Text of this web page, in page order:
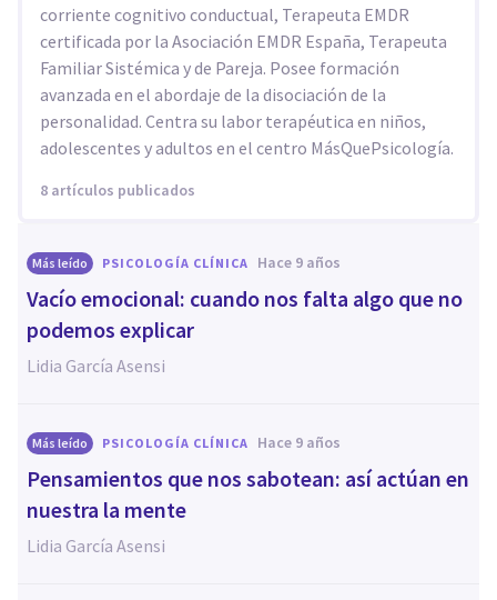
corriente cognitivo conductual, Terapeuta EMDR
certificada por la Asociación EMDR España, Terapeuta
Familiar Sistémica y de Pareja. Posee formación
avanzada en el abordaje de la disociación de la
personalidad. Centra su labor terapéutica en niños,
adolescentes y adultos en el centro MásQuePsicología.
8 artículos publicados
Más leído PSICOLOGÍA CLÍNICA hace 9 años
Vacío emocional: cuando nos falta algo que no
podemos explicar
Lidia García Asensi
Más leído PSICOLOGÍA CLÍNICA hace 9 años
Pensamientos que nos sabotean: así actúan en
nuestra la mente
Lidia García Asensi